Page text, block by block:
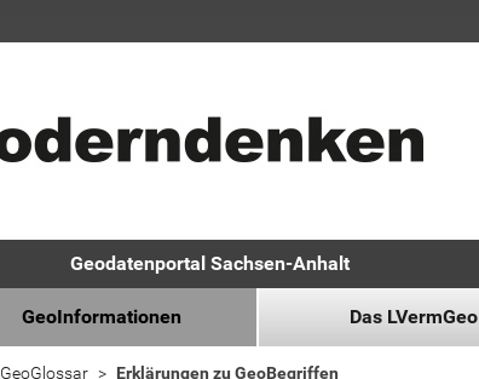
Geodatenportal Sachsen-Anhalt
GeoInformationen Das LVermGeo
GeoGlossar Erklärungen zu GeoBegriffen